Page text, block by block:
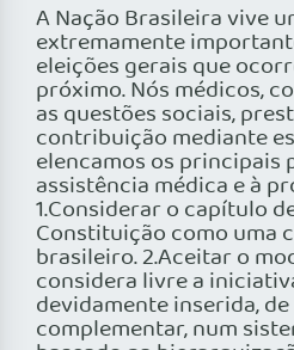
A Nação Brasileira vive
extremamente
eleições gerais que
próximo. Nós médicos,
as questões sociais,
contribuição mediante
elencamos os principais
assistência médica e à
1.Considerar o capítulo
Constituição como uma
brasileiro. 2.Aceitar o
considera livre a
devidamente inserida,
complementar, num